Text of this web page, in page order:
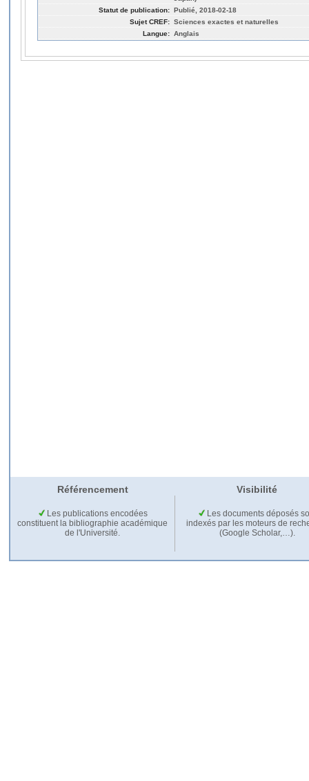
Statut de publication: Publié, 2018-02-18
Sujet CREF: Sciences exactes et naturelles
Langue: Anglais
Référencement Visibilité
Les publications encodées
constituent la bibliographie académique
de l'Université.
Les documents déposés
indexés par les moteurs de
(Google Scholar,…).